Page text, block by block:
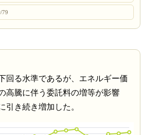
79
回る水準であるが、エネルギー価
高騰に伴う委託料の増等が影響
引き続き増加した。